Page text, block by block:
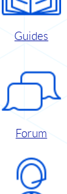
Guides
Forum